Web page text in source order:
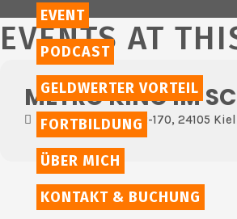
EVENT
PODCAST
GELDWERTER VORTEIL
FORTBILDUNG
ÜBER MICH
KONTAKT & BUCHUNG
EVENTS AT
METRO KINO IM
Holtenauerstr. 162-170, 24105 Kiel